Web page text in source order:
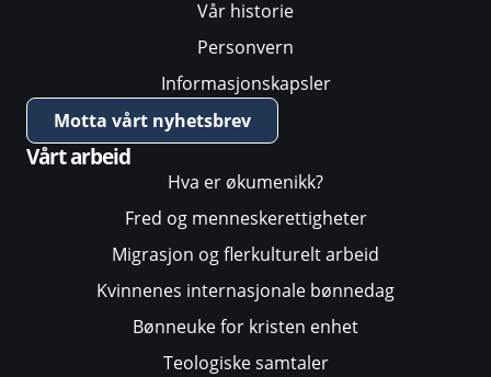
Vår historie
Personvern
Informasjonskapsler
Motta vårt nyhetsbrev
Vårt arbeid
Hva er økumenikk?
Fred og menneskerettigheter
Migrasjon og flerkulturelt arbeid
Kvinnenes internasjonale bønnedag
Bønneuke for kristen enhet
Teologiske samtaler